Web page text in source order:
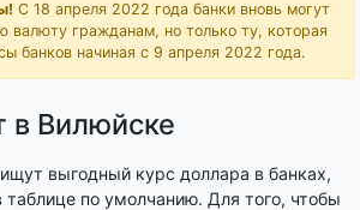
С 18 апреля 2022 года банки вновь могут
валюту гражданам, но только ту, которая
банков начиная с 9 апреля 2022 года.
в Вилюйске
выгодный курс доллара в банках,
по умолчанию. Для того, чтобы